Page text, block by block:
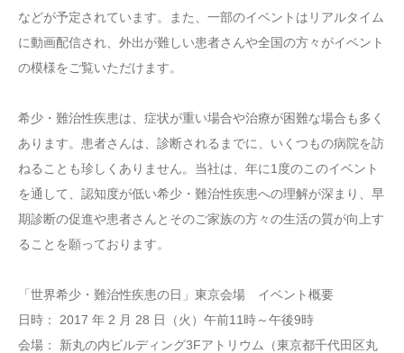
などが予定されています。また、一部のイベントはリアルタイム
に動画配信され、外出が難しい患者さんや全国の方々がイベント
の模様をご覧いただけます。
希少・難治性疾患は、症状が重い場合や治療が困難な場合も多く
あります。患者さんは、診断されるまでに、いくつもの病院を訪
ねることも珍しくありません。当社は、年に1度のこのイベント
を通して、認知度が低い希少・難治性疾患への理解が深まり、早
期診断の促進や患者さんとそのご家族の方々の生活の質が向上す
ることを願っております。
「世界希少・難治性疾患の日」東京会場 イベント概要
日時： 2017 年 2 月 28 日（火）午前11時～午後9時
会場： 新丸の内ビルディング3Fアトリウム（東京都千代田区丸